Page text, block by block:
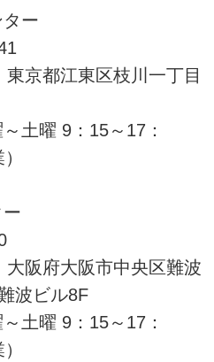
ー
京都江東区枝川一丁目
土曜 9：15～17：
阪府大阪市中央区難波
波ビル8F
土曜 9：15～17：